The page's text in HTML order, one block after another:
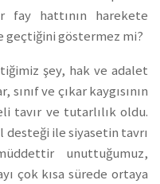
hattının harekete
göstermez mi?
şey, hak ve adalet
ve çıkar kaygısının
tavır ve tutarlılık oldu.
ile siyasetin tavrı
unuttuğumuz,
çok kısa sürede ortaya